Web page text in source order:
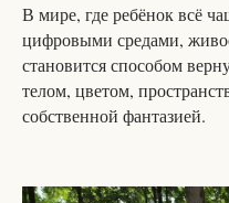
В мире, где ребёнок всё
цифровыми средами,
становится способом
телом, цветом,
собственной фантазией.